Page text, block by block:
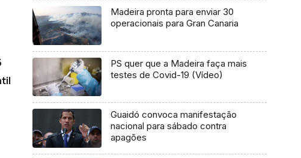
Madeira pronta para enviar 30
operacionais para Gran Canaria
PS quer que a Madeira faça mais
testes de Covid-19 (Vídeo)
Guaidó convoca manifestação
nacional para sábado contra
apagões